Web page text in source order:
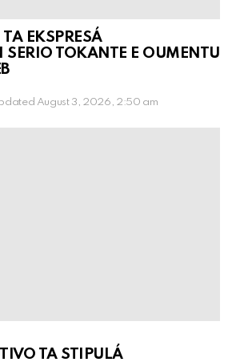
EKSPRESÁ
SERIO TOKANTE E OUMENTU
August 3, 2026, 2:50 am
TA STIPULÁ